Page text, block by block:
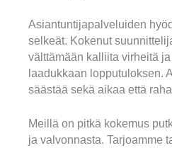
Asiantuntijapalveluiden
selkeät. Kokenut
välttämään kalliita virheitä
laadukkaan lopputuloksen.
säästää sekä aikaa että
Meillä on pitkä kokemus
ja valvonnasta. Tarjoamme